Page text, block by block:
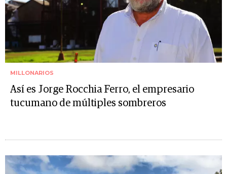
MILLONARIOS
Así es Jorge Rocchia Ferro, el empresario
tucumano de múltiples sombreros